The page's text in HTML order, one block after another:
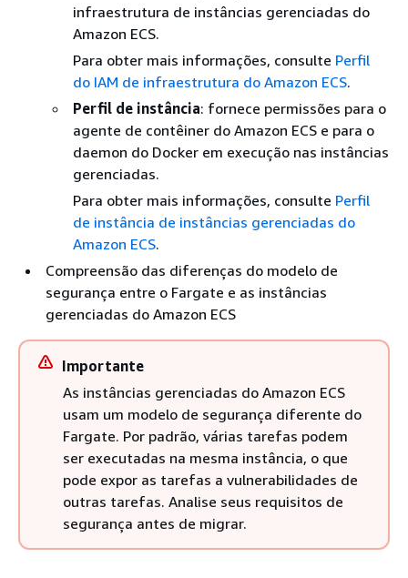
infraestrutura de instâncias gerenciadas do
Amazon ECS.
Para obter mais informações, consulte Perfil
do IAM de infraestrutura do Amazon ECS.
Perfil de instância: fornece permissões para o
agente de contêiner do Amazon ECS e para o
daemon do Docker em execução nas instâncias
gerenciadas.
Para obter mais informações, consulte Perfil
de instância de instâncias gerenciadas do
Amazon ECS.
Compreensão das diferenças do modelo de
segurança entre o Fargate e as instâncias
gerenciadas do Amazon ECS
Importante
As instâncias gerenciadas do Amazon ECS
usam um modelo de segurança diferente do
Fargate. Por padrão, várias tarefas podem
ser executadas na mesma instância, o que
pode expor as tarefas a vulnerabilidades de
outras tarefas. Analise seus requisitos de
segurança antes de migrar.